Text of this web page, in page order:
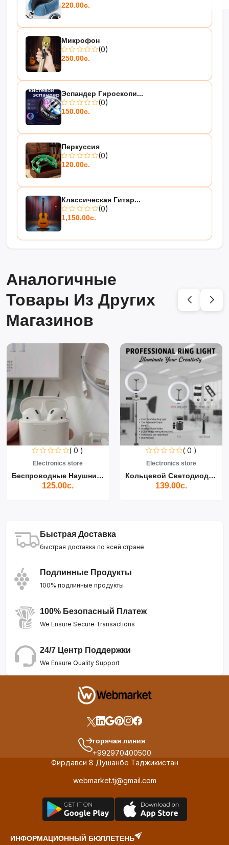
220.00с.
Микрофон
(0)
250.00с.
Эспандер Гироскопи...
(0)
150.00с.
Перкуссия
(0)
120.00с.
Классическая Гитар...
(0)
1,150.00с.
Аналогичные
Товары Из Других
Магазинов
( 0 )
Electronics store
Беспроводные Наушники Air...
125.00с.
( 0 )
Electronics store
Кольцевой Светодиодный Св...
139.00с.
Быстрая Доставка
быстрая доставка по всей стране
Подлинные Продукты
100% подлинные продукты
100% Безопасный Платеж
We Ensure Secure Transactions
24/7 Центр Поддержки
We Ensure Quality Support
горячая линия
+992970400500
Фирдавси 8 Душанбе Таджикистан
webmarket.tj@gmail.com
ИНФОРМАЦИОННЫЙ БЮЛЛЕТЕНЬ